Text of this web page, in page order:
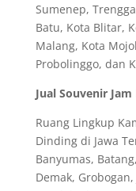
Sumenep,
Batu, Kota Blitar,
Malang, Kota
Probolinggo, dan
Jual Souvenir
Ruang Lingkup
Dinding di Jawa
Banyumas,
Demak,